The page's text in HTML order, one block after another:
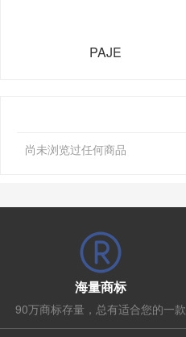
PAJE
尚未浏览过任何商品
海量商标
90万商标存量，总有适合您的一款